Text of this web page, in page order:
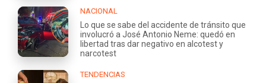
NACIONAL
Lo que se sabe del accidente de tránsito que
involucró a José Antonio Neme: quedó en
libertad tras dar negativo en alcotest y
narcotest
TENDENCIAS